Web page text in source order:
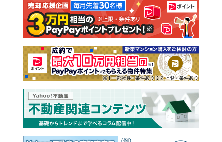
注文住宅 土地
売却査定